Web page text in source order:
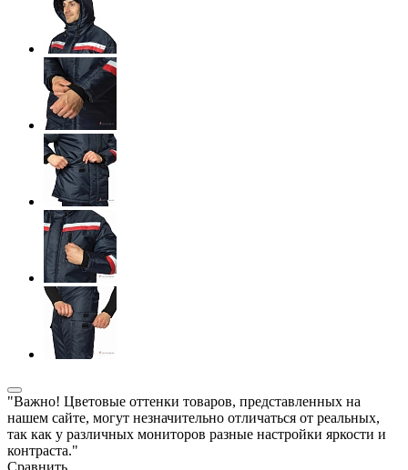
"Важно! Цветовые оттенки товаров, представленных на
нашем сайте, могут незначительно отличаться от реальных,
так как у различных мониторов разные настройки яркости и
контраста."
Сравнить